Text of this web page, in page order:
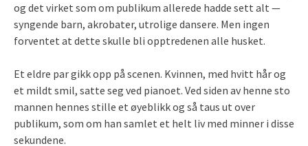
og det virket som om publikum allerede hadde sett alt —
syngende barn, akrobater, utrolige dansere. Men ingen
forventet at dette skulle bli opptredenen alle husket.
Et eldre par gikk opp på scenen. Kvinnen, med hvitt hår og
et mildt smil, satte seg ved pianoet. Ved siden av henne sto
mannen hennes stille et øyeblikk og så taus ut over
publikum, som om han samlet et helt liv med minner i disse
sekundene.